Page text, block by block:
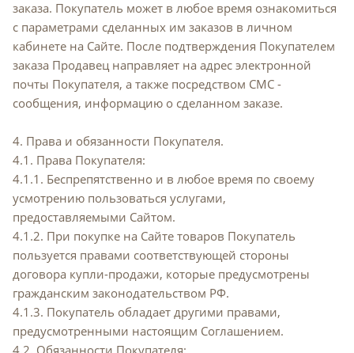
заказа. Покупатель может в любое время ознакомиться
с параметрами сделанных им заказов в личном
кабинете на Сайте. После подтверждения Покупателем
заказа Продавец направляет на адрес электронной
почты Покупателя, а также посредством СМС -
сообщения, информацию о сделанном заказе.
4. Права и обязанности Покупателя.
4.1. Права Покупателя:
4.1.1. Беспрепятственно и в любое время по своему
усмотрению пользоваться услугами,
предоставляемыми Сайтом.
4.1.2. При покупке на Сайте товаров Покупатель
пользуется правами соответствующей стороны
договора купли-продажи, которые предусмотрены
гражданским законодательством РФ.
4.1.3. Покупатель обладает другими правами,
предусмотренными настоящим Соглашением.